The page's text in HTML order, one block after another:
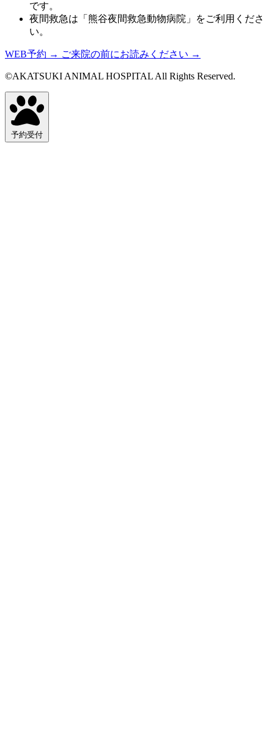
です。
夜間救急は「熊谷夜間救急動物病院」をご利用くださ
い。
WEB予約 → ご来院の前にお読みください →
©AKATSUKI ANIMAL HOSPITAL All Rights Reserved.
予約受付